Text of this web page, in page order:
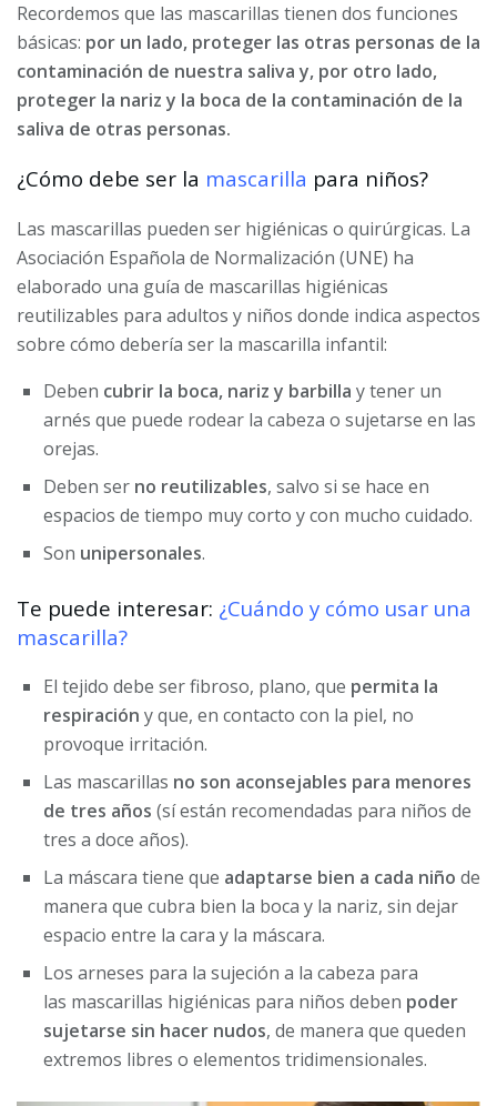
Recordemos que las mascarillas tienen dos funciones
básicas: por un lado, proteger las otras personas de la
contaminación de nuestra saliva y, por otro lado,
proteger la nariz y la boca de la contaminación de la
saliva de otras personas.
¿Cómo debe ser la mascarilla para niños?
Las mascarillas pueden ser higiénicas o quirúrgicas. La
Asociación Española de Normalización (UNE) ha
elaborado una guía de mascarillas higiénicas
reutilizables para adultos y niños donde indica aspectos
sobre cómo debería ser la mascarilla infantil:
Deben cubrir la boca, nariz y barbilla y tener un
arnés que puede rodear la cabeza o sujetarse en las
orejas.
Deben ser no reutilizables, salvo si se hace en
espacios de tiempo muy corto y con mucho cuidado.
Son unipersonales.
Te puede interesar: ¿Cuándo y cómo usar una
mascarilla?
El tejido debe ser fibroso, plano, que permita la
respiración y que, en contacto con la piel, no
provoque irritación.
Las mascarillas no son aconsejables para menores
de tres años (sí están recomendadas para niños de
tres a doce años).
La máscara tiene que adaptarse bien a cada niño de
manera que cubra bien la boca y la nariz, sin dejar
espacio entre la cara y la máscara.
Los arneses para la sujeción a la cabeza para
las mascarillas higiénicas para niños deben poder
sujetarse sin hacer nudos, de manera que queden
extremos libres o elementos tridimensionales.